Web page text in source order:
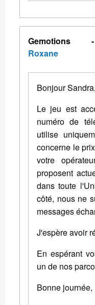
Gemotions -
Roxane
Bonjour Sandra,
Le jeu est
numéro de
utilise
concerne le
votre
proposent
dans toute
côté, nous ne
messages
J'espère avoir
En espérant
un de nos
Bonne journée,